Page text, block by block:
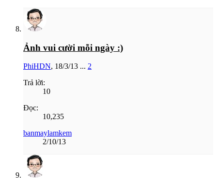
Ảnh vui cười mỗi ngày :)
PhiHDN, 18/3/13 ... 2
Trả lời:
10
Đọc:
10,235
banmaylamkem
2/10/13